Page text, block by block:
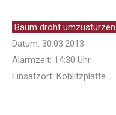
Baum droht umzustürzen
Datum: 30.03.2013
Alarmzeit: 14:30 Uhr
Einsatzort: Köblitzplatte